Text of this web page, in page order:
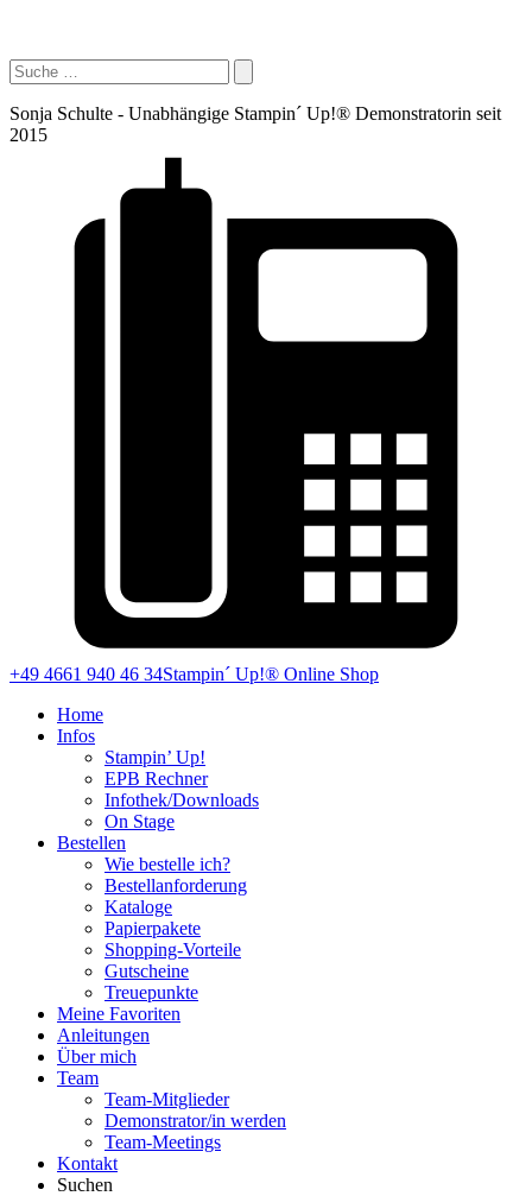
Sonja Schulte - Unabhängige Stampin´ Up!® Demonstratorin seit
2015
+49 4661 940 46 34Stampin´ Up!® Online Shop
Home
Infos
Stampin’ Up!
EPB Rechner
Infothek/Downloads
On Stage
Bestellen
Wie bestelle ich?
Bestellanforderung
Kataloge
Papierpakete
Shopping-Vorteile
Gutscheine
Treuepunkte
Meine Favoriten
Anleitungen
Über mich
Team
Team-Mitglieder
Demonstrator/in werden
Team-Meetings
Kontakt
Suchen